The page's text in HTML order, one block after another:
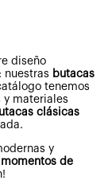
diseño
nuestras butacas
tenemos
y materiales
clásicas
y
de